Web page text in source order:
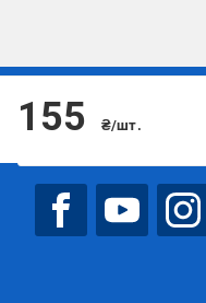
155 ₴/шт.
Підписуйтесь, щоб